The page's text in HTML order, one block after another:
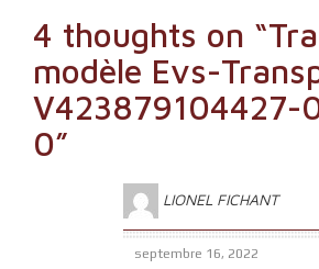
4 thoughts on “
modèle Evs-
V423879104427-
0”
LIONEL FICHANT
septembre 16, 2022